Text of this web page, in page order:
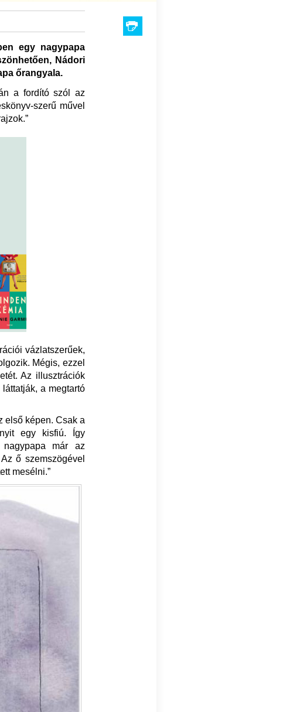
egy nagypapa
Nádori
őrangyala.
a fordító szól az
szerű művel
vázlatszerűek,
Mégis, ezzel
Az illusztrációk
a megtartó
első képen. Csak a
egy kisfiú. Így
már az
ő szemszögével
mesélni.”